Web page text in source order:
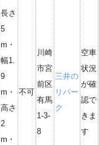
長さ
5
m・
幅1.
9
m・
高さ
2
m・
不可
川崎
市宮
前区
有馬
1-3-
8
三井の
リパー
ク
空車
状況
が確
認で
きま
す